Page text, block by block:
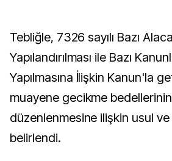
Tebliğle, 7326 sayılı Bazı Alacakların Yeniden
Yapılandırılması ile Bazı
Yapılmasına İlişkin Kanun'la
muayene gecikme
düzenlenmesine ilişkin usul
belirlendi.